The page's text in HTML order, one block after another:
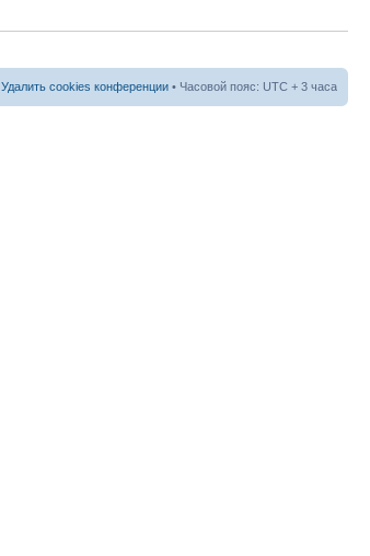
Удалить cookies конференции • Часовой пояс: UTC + 3 часа